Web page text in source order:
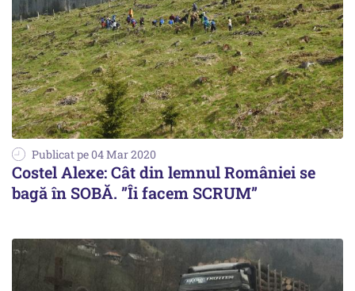
Publicat pe 04 Mar 2020
Costel Alexe: Cât din lemnul României se
bagă în SOBĂ. ”Îi facem SCRUM”